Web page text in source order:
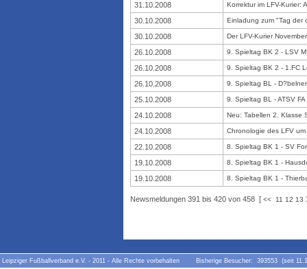
31.10.2008 Korrektur im LFV-Kurier:
30.10.2008 Einladung zum "Tag der
30.10.2008 Der LFV-Kurier
26.10.2008 9. Spieltag BK 2 - LSV
26.10.2008 9. Spieltag BK 2 - 1.FC
26.10.2008 9. Spieltag BL -
25.10.2008 9. Spieltag BL - ATSV
24.10.2008 Neu: Tabellen 2. Klasse
24.10.2008 Chronologie des LFV
22.10.2008 8. Spieltag BK 1 - SV
19.10.2008 8. Spieltag BK 1 -
19.10.2008 8. Spieltag BK 1 -
Newsmeldungen 391 bis 420 von 458 [ << 11 12 13
Leipziger Fußballverband e.V. - 2011 - Alle Rechte vorbehalten Bisherige Besucher: 393553 (seit